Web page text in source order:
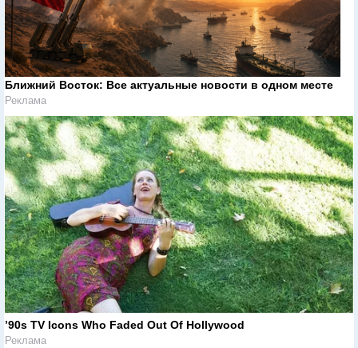
Ближний Восток: Все актуальные новости в одном месте
Реклама
’90s TV Icons Who Faded Out Of Hollywood
Реклама